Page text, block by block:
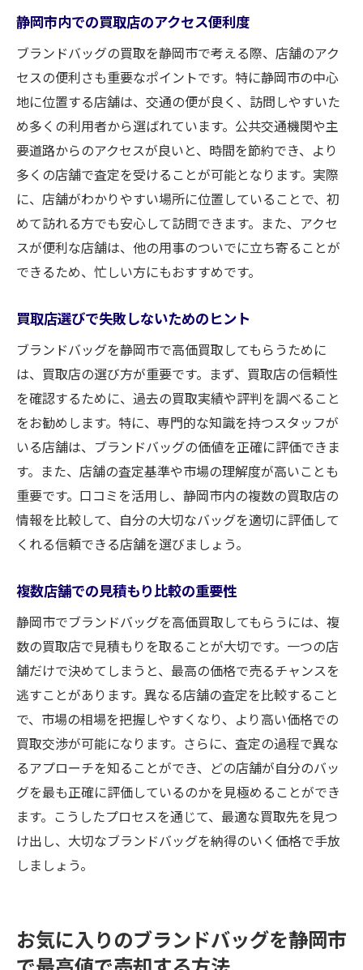
静岡市内での買取店のアクセス便利度
ブランドバッグの買取を静岡市で考える際、店舗のアク
セスの便利さも重要なポイントです。特に静岡市の中心
地に位置する店舗は、交通の便が良く、訪問しやすいた
め多くの利用者から選ばれています。公共交通機関や主
要道路からのアクセスが良いと、時間を節約でき、より
多くの店舗で査定を受けることが可能となります。実際
に、店舗がわかりやすい場所に位置していることで、初
めて訪れる方でも安心して訪問できます。また、アクセ
スが便利な店舗は、他の用事のついでに立ち寄ることが
できるため、忙しい方にもおすすめです。
買取店選びで失敗しないためのヒント
ブランドバッグを静岡市で高価買取してもらうために
は、買取店の選び方が重要です。まず、買取店の信頼性
を確認するために、過去の買取実績や評判を調べること
をお勧めします。特に、専門的な知識を持つスタッフが
いる店舗は、ブランドバッグの価値を正確に評価できま
す。また、店舗の査定基準や市場の理解度が高いことも
重要です。口コミを活用し、静岡市内の複数の買取店の
情報を比較して、自分の大切なバッグを適切に評価して
くれる信頼できる店舗を選びましょう。
複数店舗での見積もり比較の重要性
静岡市でブランドバッグを高価買取してもらうには、複
数の買取店で見積もりを取ることが大切です。一つの店
舗だけで決めてしまうと、最高の価格で売るチャンスを
逃すことがあります。異なる店舗の査定を比較すること
で、市場の相場を把握しやすくなり、より高い価格での
買取交渉が可能になります。さらに、査定の過程で異な
るアプローチを知ることができ、どの店舗が自分のバッ
グを最も正確に評価しているのかを見極めることができ
ます。こうしたプロセスを通じて、最適な買取先を見つ
け出し、大切なブランドバッグを納得のいく価格で手放
しましょう。
お気に入りのブランドバッグを静岡市